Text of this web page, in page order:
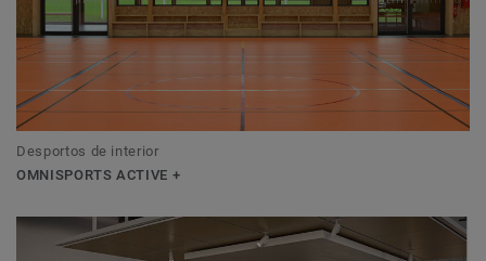
Desportos de interior
OMNISPORTS ACTIVE +